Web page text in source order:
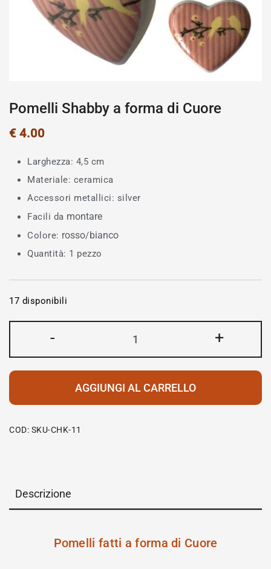
Pomelli Shabby a forma di Cuore
€4.00
Larghezza: 4,5 cm
Materiale: ceramica
Accessori metallici: silver
Facili da montare
Colore: rosso/bianco
Quantità: 1 pezzo
17 disponibili
- +
AGGIUNGI AL CARRELLO
COD: SKU-CHK-11
Descrizione
Pomelli fatti a forma di Cuore